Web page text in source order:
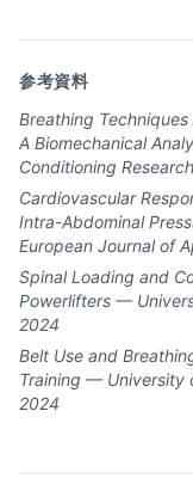
参考資料
Breathing
A Biomechanical
Conditioning
Cardiovascular
Intra-Abdominal
European Journal of
Spinal Loading and
Powerlifters —
2024
Belt Use and
Training — University
2024